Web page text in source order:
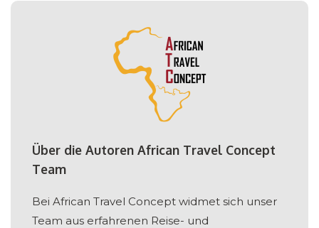
Über die Autoren African Travel Concept
Team
Bei African Travel Concept widmet sich unser
Team aus erfahrenen Reise- und